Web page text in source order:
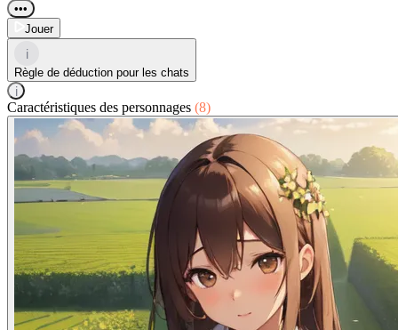
•••
Jouer
i
Règle de déduction pour les chats
i
Caractéristiques des personnages (8)